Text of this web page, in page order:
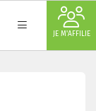
JE M'AFFILIE